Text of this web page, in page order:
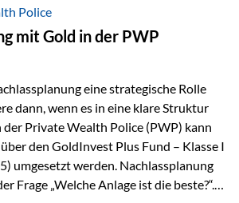
spielen: außerhalb der EU, ohne
Rechts- und Finanzplatz.
Stelle setzt der 3-Zellenschutz an –…
Police
mit Gold in der PWP
eine strategische Rolle
dann, wenn es in eine klare Struktur
Private Wealth Police (PWP) kann
den GoldInvest Plus Fund – Klasse I
umgesetzt werden. Nachlassplanung
Frage „Welche Anlage ist die beste?“.